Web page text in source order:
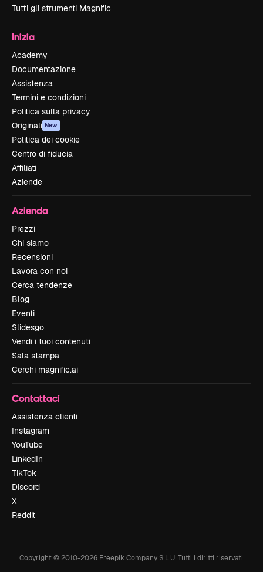
Tutti gli strumenti Magnific
Inizia
Academy
Documentazione
Assistenza
Termini e condizioni
Politica sulla privacy
Originali New
Politica dei cookie
Centro di fiducia
Affiliati
Aziende
Azienda
Prezzi
Chi siamo
Recensioni
Lavora con noi
Cerca tendenze
Blog
Eventi
Slidesgo
Vendi i tuoi contenuti
Sala stampa
Cerchi magnific.ai
Contattaci
Assistenza clienti
Instagram
YouTube
LinkedIn
TikTok
Discord
X
Reddit
Copyright © 2010-2026Freepik Company S.L.U. Tutti i diritti riservati.